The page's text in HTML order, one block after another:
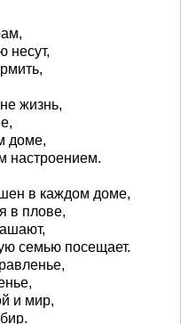
несут,
жизнь,
доме,
настроением.
в каждом доме,
в плове,
семью посещает.
и мир,